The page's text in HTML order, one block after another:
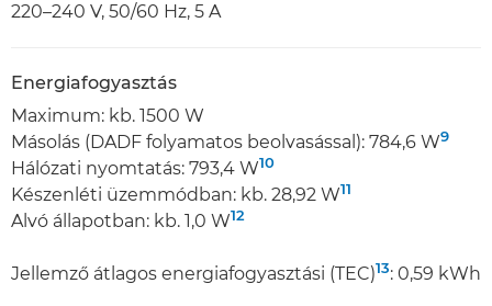
220–240 V, 50/60 Hz, 5 A
Energiafogyasztás
Maximum: kb. 1500 W
Másolás (DADF folyamatos beolvasással): 784,6 W9
Hálózati nyomtatás: 793,4 W10
Készenléti üzemmódban: kb. 28,92 W11
Alvó állapotban: kb. 1,0 W12
Jellemző átlagos energiafogyasztási (TEC)13: 0,59 kWh